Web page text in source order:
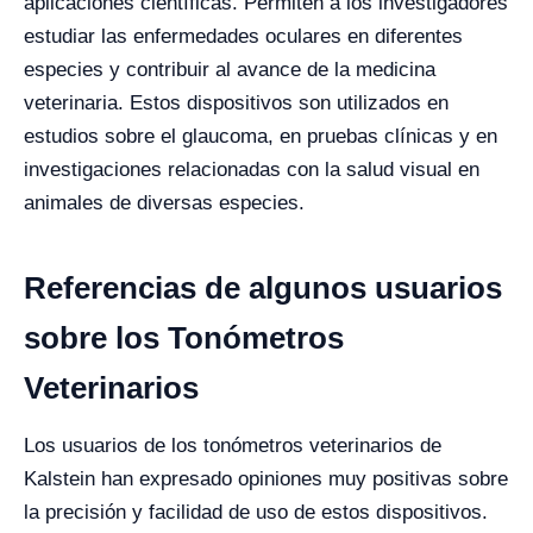
estudiar las enfermedades oculares en diferentes
especies y contribuir al avance de la medicina
veterinaria. Estos dispositivos son utilizados en
estudios sobre el glaucoma, en pruebas clínicas y en
investigaciones relacionadas con la salud visual en
animales de diversas especies.
Referencias de algunos usuarios
sobre los Tonómetros
Veterinarios
Los usuarios de los tonómetros veterinarios de
Kalstein han expresado opiniones muy positivas sobre
la precisión y facilidad de uso de estos dispositivos.